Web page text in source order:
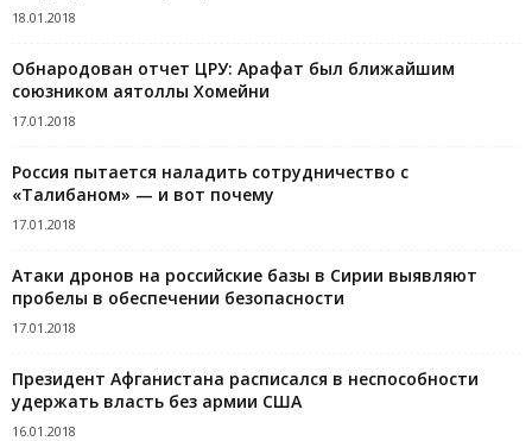
18.01.2018
Обнародован отчет ЦРУ: Арафат был ближайшим
союзником аятоллы Хомейни
17.01.2018
Россия пытается наладить сотрудничество с
«Талибаном» — и вот почему
17.01.2018
Атаки дронов на российские базы в Сирии выявляют
пробелы в обеспечении безопасности
17.01.2018
Президент Афганистана расписался в неспособности
удержать власть без армии США
16.01.2018